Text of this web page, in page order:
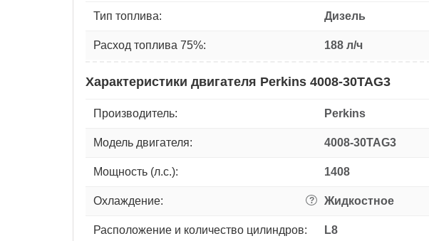
Тип топлива: Дизель
Расход топлива 75%: 188 л/ч
Характеристики двигателя Perkins 4008-30TAG3
Производитель: Perkins
Модель двигателя: 4008-30TAG3
Мощность (л.с.): 1408
Охлаждение: ? Жидкостное
Расположение и количество цилиндров: L8